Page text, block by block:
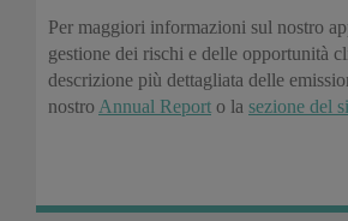
Per maggiori informazioni sul nostro
gestione dei rischi e delle opportunità
descrizione più dettagliata delle
nostro Annual Report o la sezione del